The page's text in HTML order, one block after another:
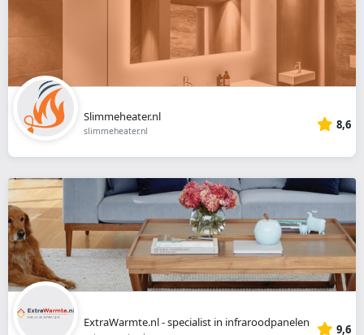
Slimmeheater.nl
slimmeheater.nl 8,6
ExtraWarmte.nl - specialist in infraroodpanelen
9,6